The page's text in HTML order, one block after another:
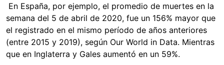
En España, por ejemplo, el promedio de muertes en la
semana del 5 de abril de 2020, fue un 156% mayor que
el registrado en el mismo período de años anteriores
(entre 2015 y 2019), según Our World in Data. Mientras
que en Inglaterra y Gales aumentó en un 59%.